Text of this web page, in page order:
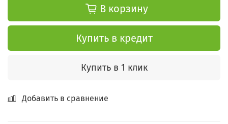
В корзину
Купить в кредит
Купить в 1 клик
Добавить в сравнение